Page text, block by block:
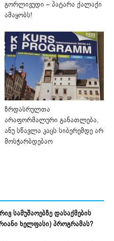
გორლივუდი – პატარა ქალაქი
ამაყობს!
ზრდასრულთა
არაფორმალური განათლება,
ანუ სწავლა კაცს სიბერემდე არ
მოსჭარბდებაო
სამუშაოებზე დასაქმების
ხელფასი) პროგრამას?